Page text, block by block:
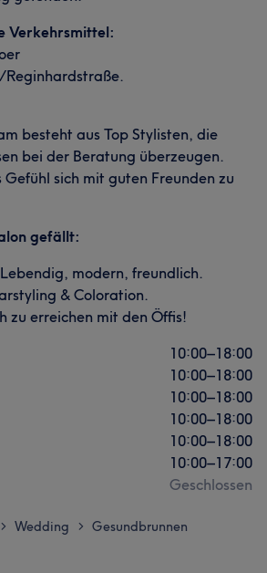
Verkehrsmittel:
Reginhardstraße.
besteht aus Top Stylisten, die
bei der Beratung überzeugen.
sich mit guten Freunden zu
gefällt:
modern, freundlich.
& Coloration.
zu erreichen mit den Öffis!
10:00–18:00
10:00–18:00
10:00–18:00
10:00–18:00
10:00–18:00
10:00–17:00
Geschlossen
> Wedding > Gesundbrunnen